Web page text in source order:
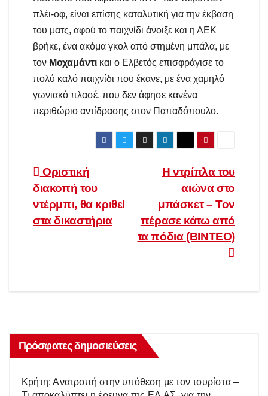
πλέι-οφ, είναι επίσης καταλυτική για την έκβαση
του ματς, αφού το παιχνίδι άνοιξε και η ΑΕΚ
βρήκε, ένα ακόμα γκολ από στημένη μπάλα, με
τον Μοχαμάντι και ο Ελβετός επισφράγισε το
πολύ καλό παιχνίδι που έκανε, με ένα χαμηλό
γωνιακό πλασέ, που δεν άφησε κανένα
περιθώριο αντίδρασης στον Παπαδόπουλο.
Πλοήγηση
άρθρων
Η ντρίπλα του
αιώνα στο
μπάσκετ – Τον
πέρασε κάτω από
τα πόδια (ΒΙΝΤΕΟ)
Οριστική
διακοπή του
ντέρμπι, θα κριθεί
στα δικαστήρια
Πρόσφατες δημοσιεύσεις
Κρήτη: Ανατροπή στην υπόθεση με τον τουρίστα –